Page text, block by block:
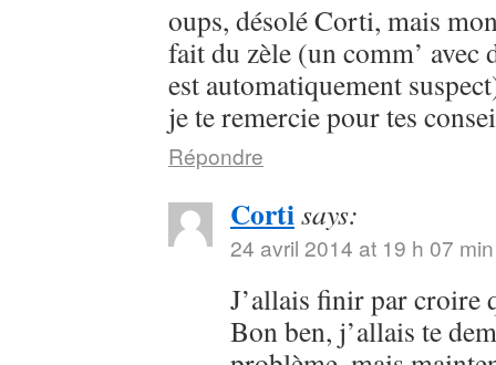
oups, désolé Corti, mais
fait du zèle (un comm’ avec
est automatiquement
je te remercie pour tes
Répondre
Cortisays:
24 avril 2014 at 19 h 07 min
J’allais finir par croire
Bon ben, j’allais te